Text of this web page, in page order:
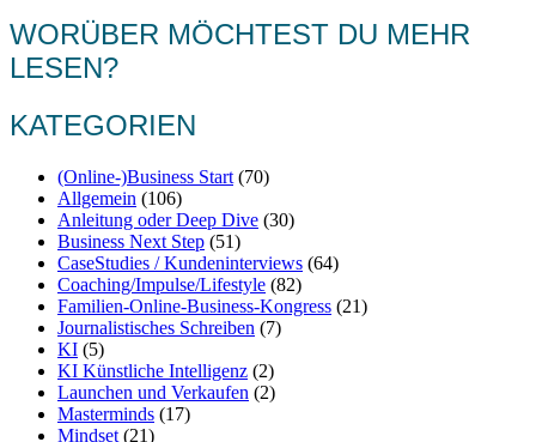
WORÜBER MÖCHTEST DU MEHR
LESEN?
KATEGORIEN
(Online-)Business Start (70)
Allgemein (106)
Anleitung oder Deep Dive (30)
Business Next Step (51)
CaseStudies / Kundeninterviews (64)
Coaching/Impulse/Lifestyle (82)
Familien-Online-Business-Kongress (21)
Journalistisches Schreiben (7)
KI (5)
KI Künstliche Intelligenz (2)
Launchen und Verkaufen (2)
Masterminds (17)
Mindset (21)